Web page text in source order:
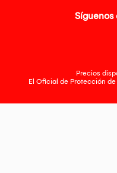
Síguenos
Precios
El Oficial de Protección